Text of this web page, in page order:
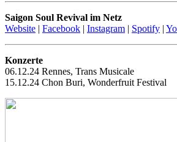
Saigon Soul Revival im Netz
Website | Facebook | Instagram | Spotify |
Konzerte
06.12.24 Rennes, Trans Musicale
15.12.24 Chon Buri, Wonderfruit Festival